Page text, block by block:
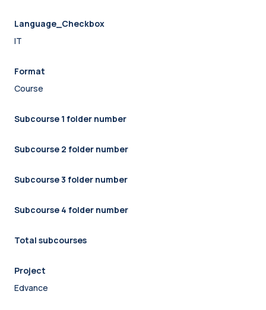
Language_Checkbox
IT
Format
Course
Subcourse 1 folder number
Subcourse 2 folder number
Subcourse 3 folder number
Subcourse 4 folder number
Total subcourses
Project
Edvance